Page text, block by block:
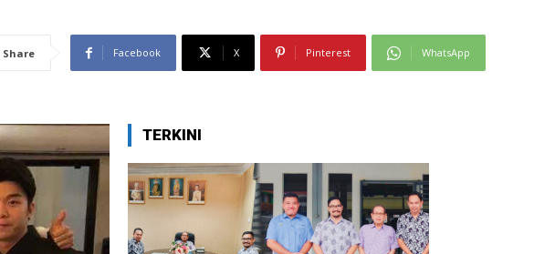
Share Facebook X Pinterest WhatsApp
TERKINI